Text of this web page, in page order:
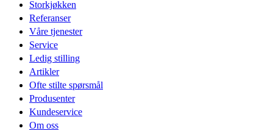
Storkjøkken
Referanser
Våre tjenester
Service
Ledig stilling
Artikler
Ofte stilte spørsmål
Produsenter
Kundeservice
Om oss